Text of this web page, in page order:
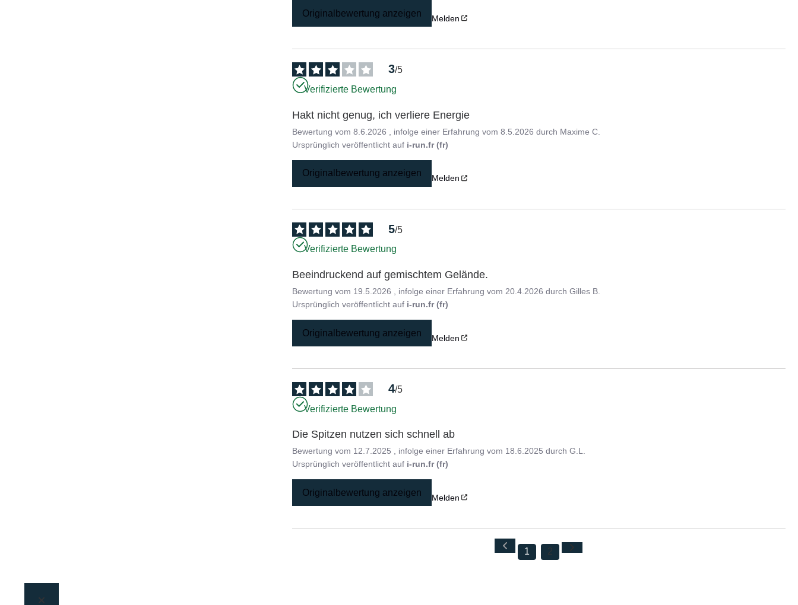
Originalbewertung anzeigen Melden
3/5
Verifizierte Bewertung
Hakt nicht genug, ich verliere Energie
Bewertung vom8.6.2026 , infolge einer Erfahrung vom8.5.2026 durch Maxime C.
Ursprünglich veröffentlicht auf i-run.fr (fr)
Originalbewertung anzeigen Melden
5/5
Verifizierte Bewertung
Beeindruckend auf gemischtem Gelände.
Bewertung vom 19.5.2026 , infolge einer Erfahrung vom 20.4.2026 durchGilles B.
Ursprünglich veröffentlicht auf i-run.fr (fr)
Originalbewertung anzeigen Melden
4/5
Verifizierte Bewertung
Die Spitzen nutzen sich schnell ab
Bewertung vom 12.7.2025 , infolge einer Erfahrung vom 18.6.2025 durchG.L.
Ursprünglich veröffentlicht auf i-run.fr (fr)
Originalbewertung anzeigen Melden
1 2